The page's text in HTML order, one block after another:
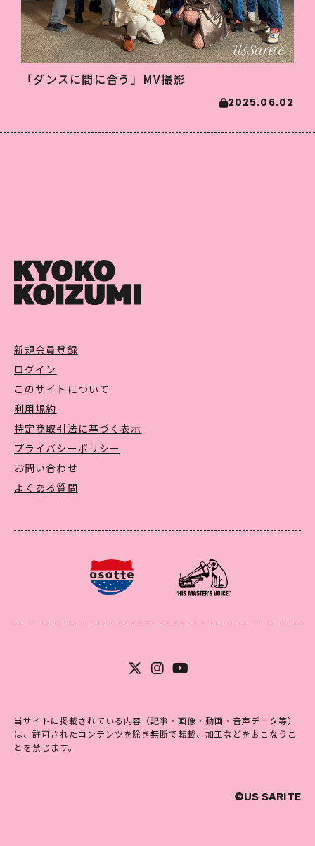
「ダンスに間に合う」MV撮影
2025.06.02
新規会員登録
ログイン
このサイトについて
利用規約
特定商取引法に基づく表示
プライバシーポリシー
お問い合わせ
よくある質問
当サイトに掲載されている内容（記事・画像・動画・音声データ等）
は、許可されたコンテンツを除き無断で転載、加工などをおこなうこ
とを禁じます。
©US SARITE